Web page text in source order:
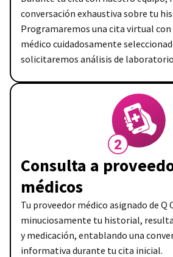
conversación exhaustiva sobre tu
Programaremos una cita virtual
médico cuidadosamente
solicitaremos análisis de
Consulta a
médicos
Tu proveedor médico asignado de Q
minuciosamente tu historial,
y medicación, entablando una
informativa durante tu cita inicial.